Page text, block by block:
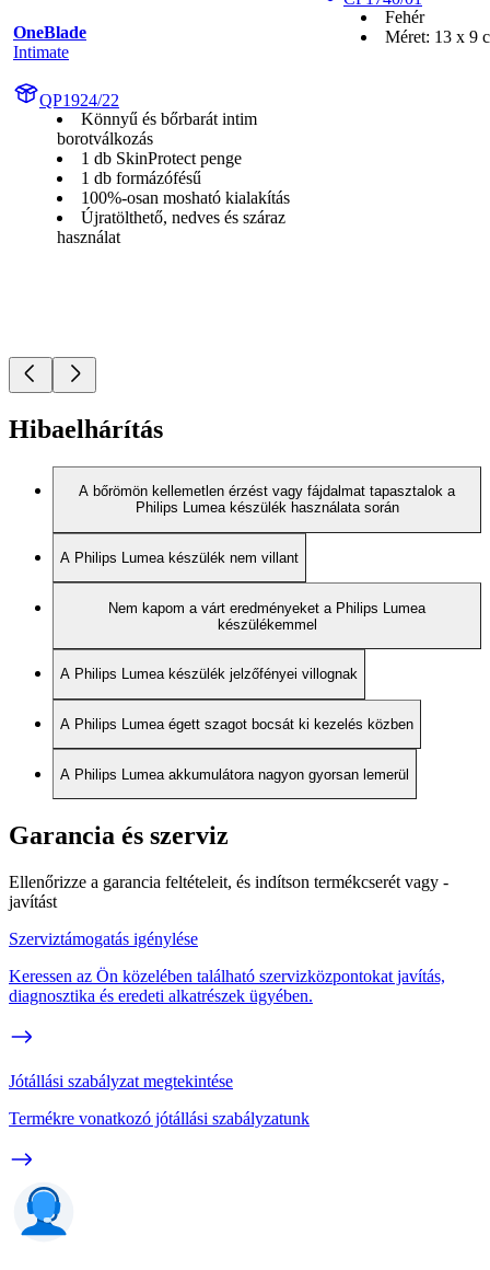
OneBlade
Intimate
QP1924/22
Könnyű és bőrbarát intim
borotválkozás
1 db SkinProtect penge
1 db formázófésű
100%-osan mosható kialakítás
Újratölthető, nedves és száraz
használat
Fehér
Méret: 13 x 9
Hibaelhárítás
A bőrömön kellemetlen érzést vagy fájdalmat tapasztalok a
Philips Lumea készülék használata során
A Philips Lumea készülék nem villant
Nem kapom a várt eredményeket a Philips Lumea
készülékemmel
A Philips Lumea készülék jelzőfényei villognak
A Philips Lumea égett szagot bocsát ki kezelés közben
A Philips Lumea akkumulátora nagyon gyorsan lemerül
Garancia és szerviz
Ellenőrizze a garancia feltételeit, és indítson termékcserét vagy -
javítást
Szerviztámogatás igénylése
Keressen az Ön közelében található szervizközpontokat javítás,
diagnosztika és eredeti alkatrészek ügyében.
Jótállási szabályzat megtekintése
Termékre vonatkozó jótállási szabályzatunk